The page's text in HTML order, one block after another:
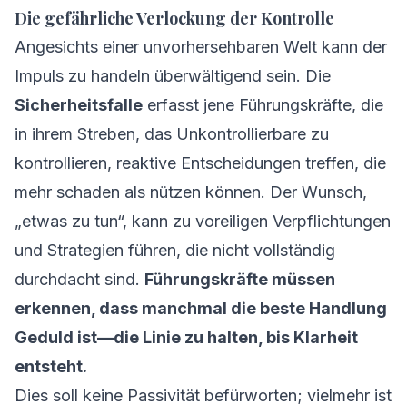
Die gefährliche Verlockung der Kontrolle
Angesichts einer unvorhersehbaren Welt kann der
Impuls zu handeln überwältigend sein. Die
Sicherheitsfalle erfasst jene Führungskräfte, die
in ihrem Streben, das Unkontrollierbare zu
kontrollieren, reaktive Entscheidungen treffen, die
mehr schaden als nützen können. Der Wunsch,
„etwas zu tun“, kann zu voreiligen Verpflichtungen
und Strategien führen, die nicht vollständig
durchdacht sind. Führungskräfte müssen
erkennen, dass manchmal die beste Handlung
Geduld ist—die Linie zu halten, bis Klarheit
entsteht.
Dies soll keine Passivität befürworten; vielmehr ist